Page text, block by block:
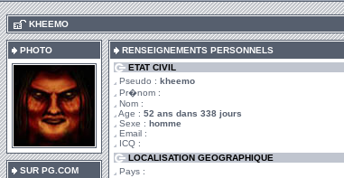
KHEEMO
PHOTO
SUR PG.COM
RENSEIGNEMENTS PERSONNELS
ETAT CIVIL
Pseudo : kheemo
Pr�nom :
Nom :
Age : 52 ans dans 338 jours
Sexe : homme
Email :
ICQ :
LOCALISATION GEOGRAPHIQUE
Pays :